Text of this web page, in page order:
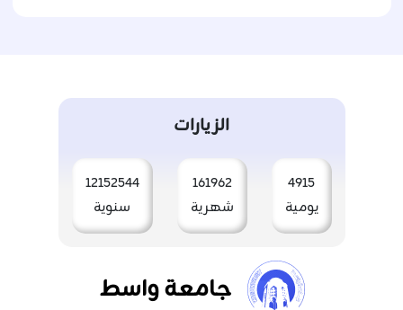
الزيارات
4915
يومية
161962
شهرية
12152544
سنوية
جامعة واسط